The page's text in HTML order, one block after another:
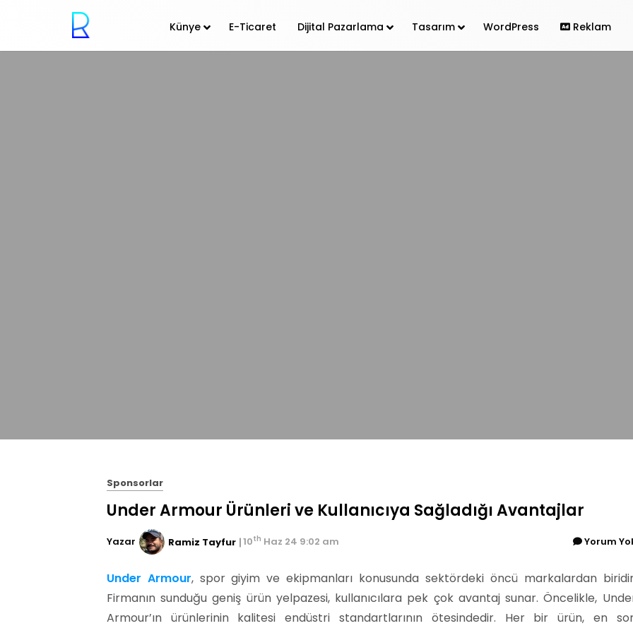
Künye E-Ticaret Dijital Pazarlama Tasarım WordPress Reklam
Sponsorlar
Under Armour Ürünleri ve Kullanıcıya Sağladığı Avantajlar
Yazar Ramiz Tayfur 10th Haz 24 9:02 am Yorum
Under Armour, spor giyim ve ekipmanları konusunda sektördeki öncü markalardan
Firmanın sunduğu geniş ürün yelpazesi, kullanıcılara pek çok avantaj sunar. Öncelikle,
Armour’ın ürünlerinin kalitesi endüstri standartlarının ötesindedir. Her bir ürün, en